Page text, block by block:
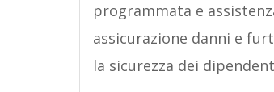
programmata e
assicurazione danni e
la sicurezza dei